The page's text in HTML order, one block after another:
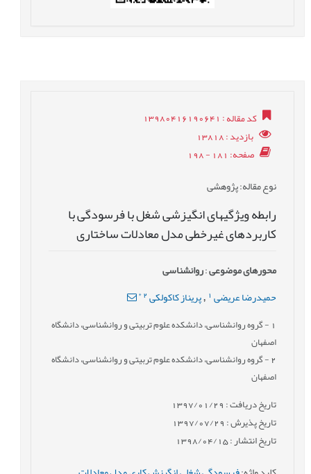
کد مقاله: 13980416190641
بازدید: 13818
صفحه: 181 - 198
نوع مقاله: پژوهشی
رابطه ویژگیهای انگیزشی شغل با فرسودگی با
کاربردهای غیرخطی مدل معادلات ساختاری
محورهای موضوعی:روانشناسی
حمیدرضا عریضی , پریناز کاکولکی 2
*
- گروه روانشناسی، دانشکده علوم تربیتی و روانشناسی، دانشگاه
اصفهان
2- گروه روانشناسی، دانشکده علوم تربیتی و روانشناسی، دانشگاه
اصفهان
تاریخ دریافت : 1397/01/29
تاریخ پذیرش : 1397/07/29
تاریخ انتشار : 1398/04/15